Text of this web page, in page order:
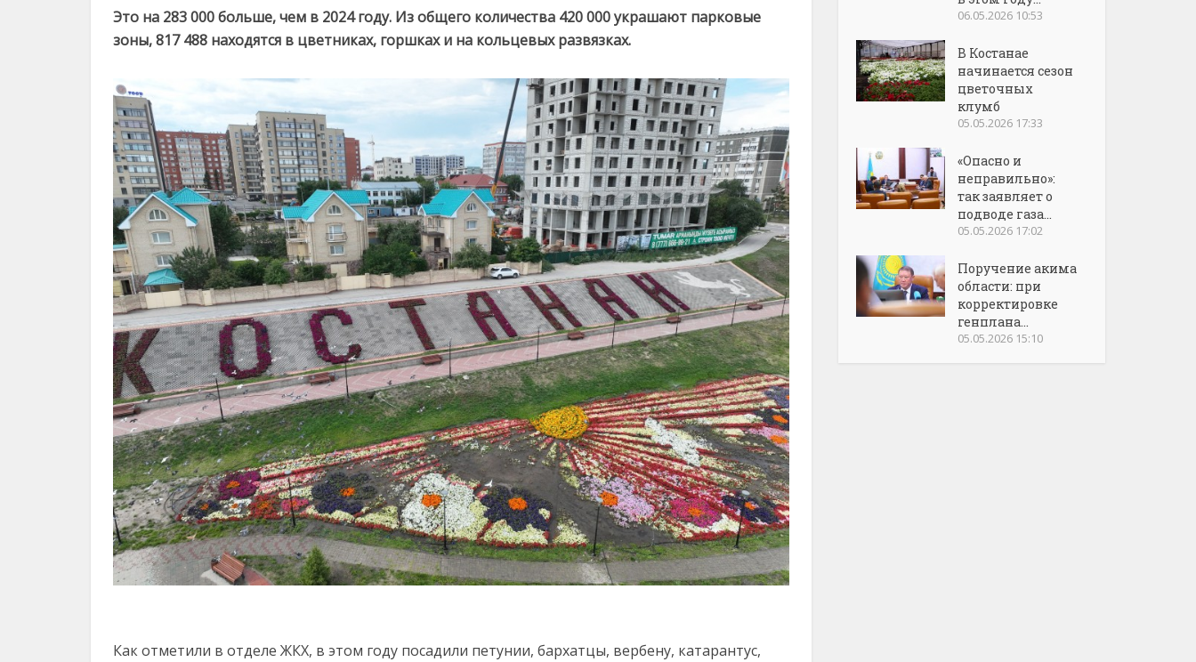
Это на 283 000 больше, чем в 2024 году. Из общего количества 420 000 украшают парковые
зоны, 817 488 находятся в цветниках, горшках и на кольцевых развязках.
Как отметили в отделе ЖКХ, в этом году посадили петунии, бархатцы, вербену, катарантус,
06.05.2026 10:53
В Костанае
начинается сезон
цветочных
клумб
05.05.2026 17:33
«Опасно и
неправильно»:
так заявляет о
подводе газа...
05.05.2026 17:02
Поручение акима
области: при
корректировке
генплана...
05.05.2026 15:10